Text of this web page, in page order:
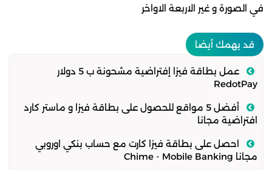
في الصورة و غير الاربعة الاواخر
قد يهمك أيضا
عمل بطاقة فيزا إفتراضية مشحونة ب 5 دولار
RedotPay
أفضل 5 مواقع للحصول على بطاقة فيزا و ماستر كارد
افتراضية مجانا
احصل على بطاقة فيزا كارت مع حساب بنكي اوروبي
مجانا Chime - Mobile Banking